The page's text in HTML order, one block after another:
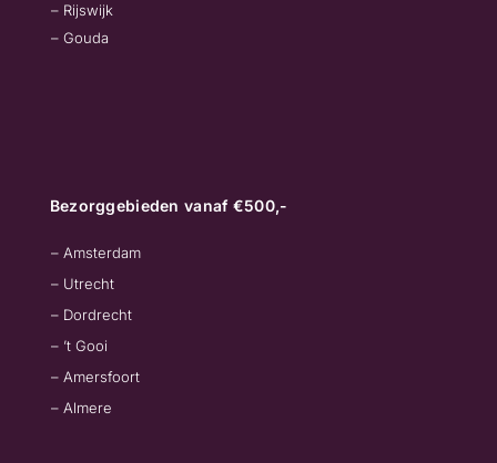
– Rijswijk
– Gouda
Bezorggebieden vanaf €500,-
– Amsterdam
– Utrecht
– Dordrecht
– ’t Gooi
– Amersfoort
– Almere